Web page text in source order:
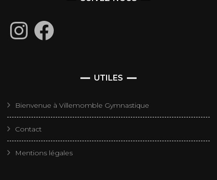
InstagramFacebook
UTILES
Bienvenue à Villemomble Gymnastique
Contact
Mentions légales